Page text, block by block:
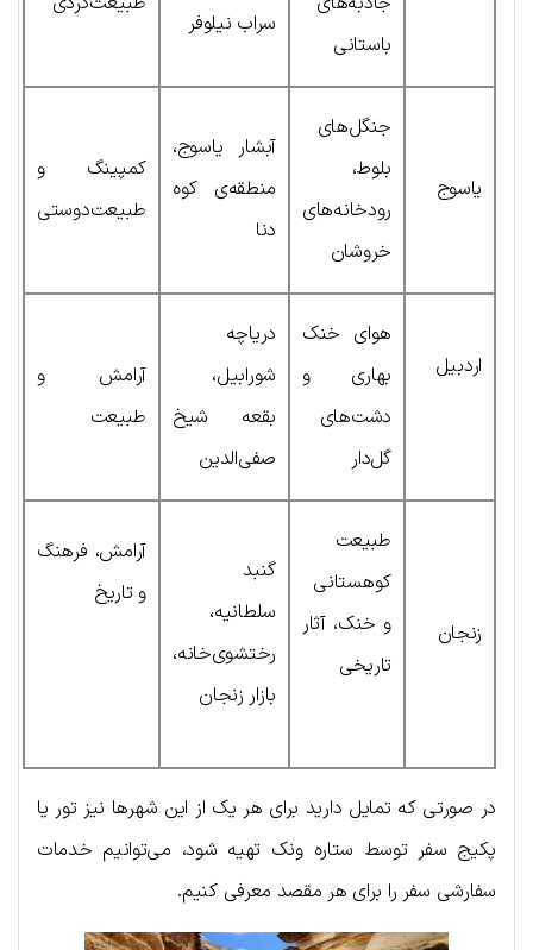
باستانی
سراب نیلوفر
یاسوج
جنگل‌های
بلوط،
رودخانه‌های
خروشان
آبشار یاسوج،
منطقه‌ی کوه
دنا
کمپینگ و
طبیعت‌دوستی
اردبیل
هوای خنک
بهاری و
دشت‌های
گل‌دار
دریاچه
شورابیل،
بقعه شیخ
صفی‌الدین
آرامش و
طبیعت
زنجان
طبیعت
کوهستانی
و خنک، آثار
تاریخی
گنبد
سلطانیه،
رختشوی‌خانه،
بازار زنجان
آرامش، فرهنگ
و تاریخ
در صورتی که تمایل دارید برای هر یک از این شهرها نیز تور یا
پکیج سفر توسط ستاره ونک تهیه شود، می‌توانیم خدمات
سفارشی سفر را برای هر مقصد معرفی کنیم.